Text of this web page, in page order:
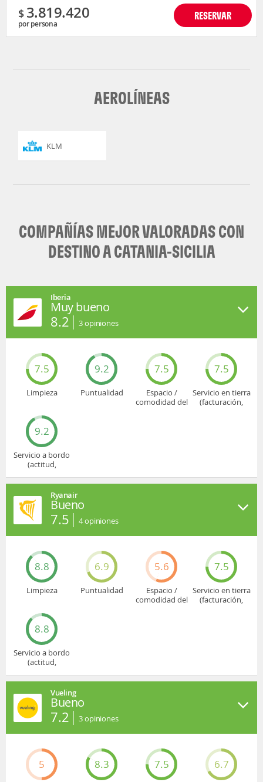
$ 3.819.420
por persona
RESERVAR
AEROLÍNEAS
KLM
COMPAÑÍAS MEJOR VALORADAS CON
DESTINO A CATANIA-SICILIA
Iberia
Muy bueno
8.2 3opiniones
7.5
Limpieza
9.2
Puntualidad
7.5
Espacio /
comodidad del
7.5
Servicio en tierra
(facturación,
9.2
Servicio a bordo
(actitud,
Ryanair
Bueno
7.5 4opiniones
8.8
Limpieza
6.9
Puntualidad
5.6
Espacio /
comodidad del
7.5
Servicio en tierra
(facturación,
8.8
Servicio a bordo
(actitud,
Vueling
Bueno
7.2 3opiniones
5 8.3 7.5 6.7